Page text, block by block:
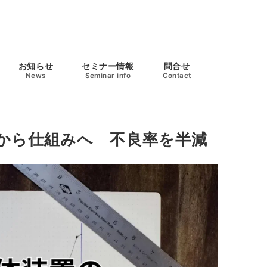
お知らせ
News
セミナー情報
Seminar info
問合せ
Contact
ら仕組みへ 不良率を半減